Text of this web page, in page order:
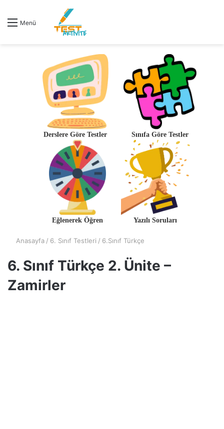
Menü
Derslere Göre Testler Sınıfa Göre Testler
Eğlenerek Öğren Yazılı Soruları
Anasayfa / 6. Sınıf Testleri / 6.Sınıf Türkçe
6. Sınıf Türkçe 2. Ünite –
Zamirler